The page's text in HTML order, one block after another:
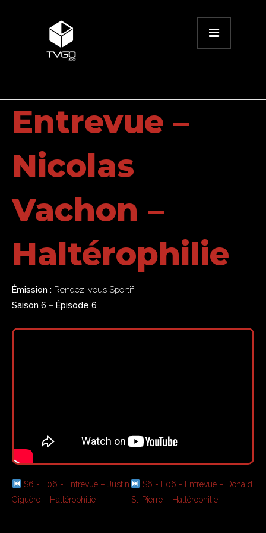
Entrevue –
Nicolas
Vachon –
Haltérophilie
Émission : Rendez-vous Sportif
Saison 6 – Épisode 6
S6 - E06 - Entrevue – Justin
Giguère – Haltérophilie
S6 - E06 - Entrevue – Donald
St-Pierre – Haltérophilie